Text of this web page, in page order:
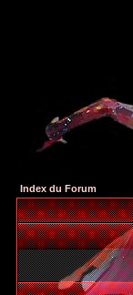
Index du Forum